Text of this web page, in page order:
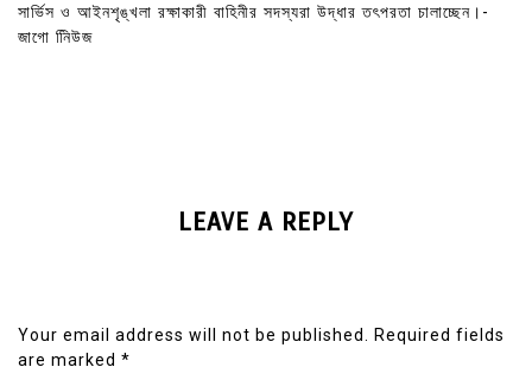
সার্ভিস ও আইনশৃঙ্খলা রক্ষাকারী বাহিনীর সদস্যরা উদ্ধার তৎপরতা চালাচ্ছেন।-
জাগো নিিউজ
LEAVE A REPLY
Your email address will not be published.
Required fields
are marked *